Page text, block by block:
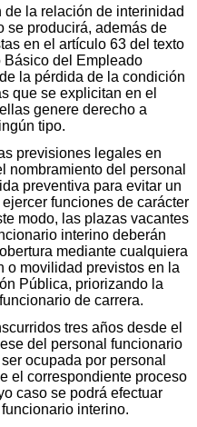
la relación de interinidad
se producirá, además de
en el artículo 63 del texto
Básico del Empleado
la pérdida de la condición
que se explicitan en el
genere derecho a
tipo.
previsiones legales en
nombramiento del personal
preventiva para evitar un
funciones de carácter
modo, las plazas vacantes
interino deberán
mediante cualquiera
o movilidad previstos en la
Pública, priorizando la
de carrera.
tres años desde el
del personal funcionario
ocupada por personal
el correspondiente proceso
caso se podrá efectuar
interino.